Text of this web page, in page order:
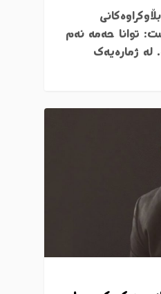
توانا حەمە ئەم
لە ژمارەیەک